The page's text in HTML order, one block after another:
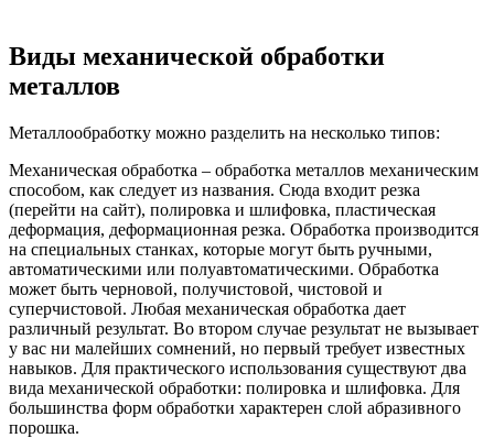
Виды механической обработки
металлов
Металлообработку можно разделить на несколько типов:
Механическая обработка – обработка металлов механическим
способом, как следует из названия. Сюда входит резка
(перейти на сайт), полировка и шлифовка, пластическая
деформация, деформационная резка. Обработка производится
на специальных станках, которые могут быть ручными,
автоматическими или полуавтоматическими. Обработка
может быть черновой, получистовой, чистовой и
суперчистовой. Любая механическая обработка дает
различный результат. Во втором случае результат не вызывает
у вас ни малейших сомнений, но первый требует известных
навыков. Для практического использования существуют два
вида механической обработки: полировка и шлифовка. Для
большинства форм обработки характерен слой абразивного
порошка.